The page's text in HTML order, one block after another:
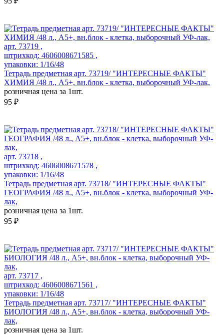
арт. 73719 ,
штрихкод: 4606008671585 ,
упаковки: 1/16/48
Тетрадь предметная арт. 73719/ "ИНТЕРЕСНЫЕ ФАКТЫ"
ХИМИЯ /48 л., А5+, вн.блок - клетка, выборочный УФ-лак,
розничная цена за 1шт.
95 ₽
арт. 73718 ,
штрихкод: 4606008671578 ,
упаковки: 1/16/48
Тетрадь предметная арт. 73718/ "ИНТЕРЕСНЫЕ ФАКТЫ"
ГЕОГРАФИЯ /48 л., А5+, вн.блок - клетка, выборочный УФ-
лак,
розничная цена за 1шт.
95 ₽
арт. 73717 ,
штрихкод: 4606008671561 ,
упаковки: 1/16/48
Тетрадь предметная арт. 73717/ "ИНТЕРЕСНЫЕ ФАКТЫ"
БИОЛОГИЯ /48 л., А5+, вн.блок - клетка, выборочный УФ-
лак,
розничная цена за 1шт.